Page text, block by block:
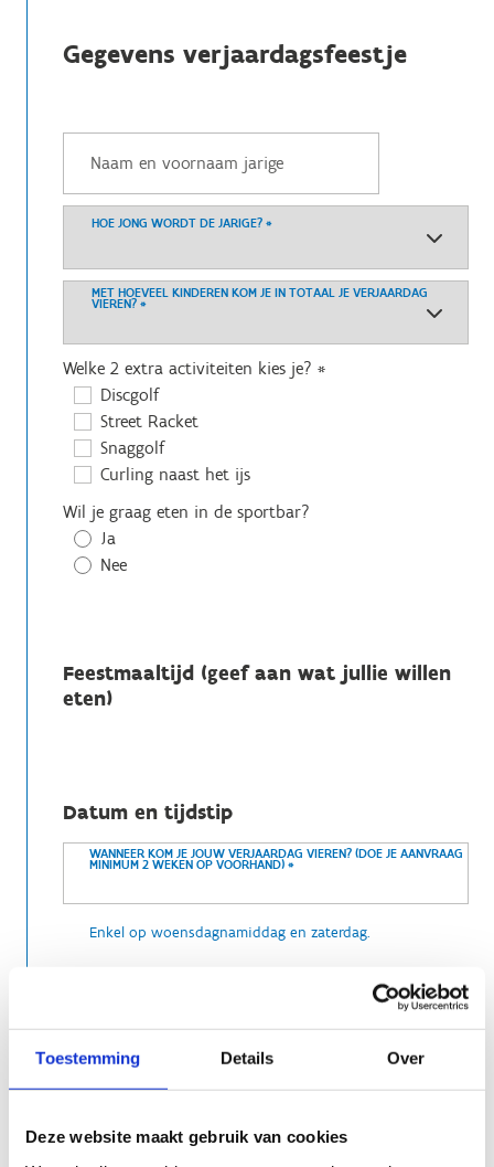
Toestemming Details Over
Deze website maakt gebruik van cookies
Gegevens verjaardagsfeestje
HOE JONG WORDT DE JARIGE? *
MET HOEVEEL KINDEREN KOM JE IN TOTAAL JE VERJAARDAG
VIEREN? *
Welke 2 extra activiteiten kies je? *
Discgolf
Street Racket
Snaggolf
Curling naast het ijs
Wil je graag eten in de sportbar?
Ja
Nee
Feestmaaltijd (geef aan wat jullie willen
eten)
Datum en tijdstip
WANNEER KOM JE JOUW VERJAARDAG VIEREN? (DOE JE AANVRAAG
MINIMUM 2 WEKEN OP VOORHAND) *
Enkel op woensdagnamiddag en zaterdag.
Gegevens van de organisator